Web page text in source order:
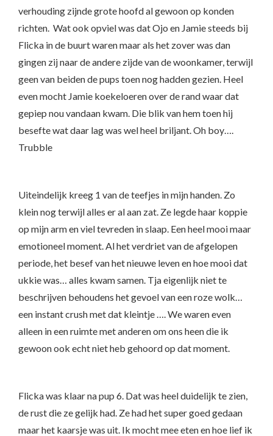
verhouding zijnde grote hoofd al gewoon op konden
richten. Wat ook opviel was dat Ojo en Jamie steeds bij
Flicka in de buurt waren maar als het zover was dan
gingen zij naar de andere zijde van de woonkamer, terwijl
geen van beiden de pups toen nog hadden gezien. Heel
even mocht Jamie koekeloeren over de rand waar dat
gepiep nou vandaan kwam. Die blik van hem toen hij
besefte wat daar lag was wel heel briljant. Oh boy….
Trubble
Uiteindelijk kreeg 1 van de teefjes in mijn handen. Zo
klein nog terwijl alles er al aan zat. Ze legde haar koppie
op mijn arm en viel tevreden in slaap. Een heel mooi maar
emotioneel moment. Al het verdriet van de afgelopen
periode, het besef van het nieuwe leven en hoe mooi dat
ukkie was… alles kwam samen. Tja eigenlijk niet te
beschrijven behoudens het gevoel van een roze wolk…
een instant crush met dat kleintje …. We waren even
alleen in een ruimte met anderen om ons heen die ik
gewoon ook echt niet heb gehoord op dat moment.
Flicka was klaar na pup 6. Dat was heel duidelijk te zien,
de rust die ze gelijk had. Ze had het super goed gedaan
maar het kaarsje was uit. Ik mocht mee eten en hoe lief ik